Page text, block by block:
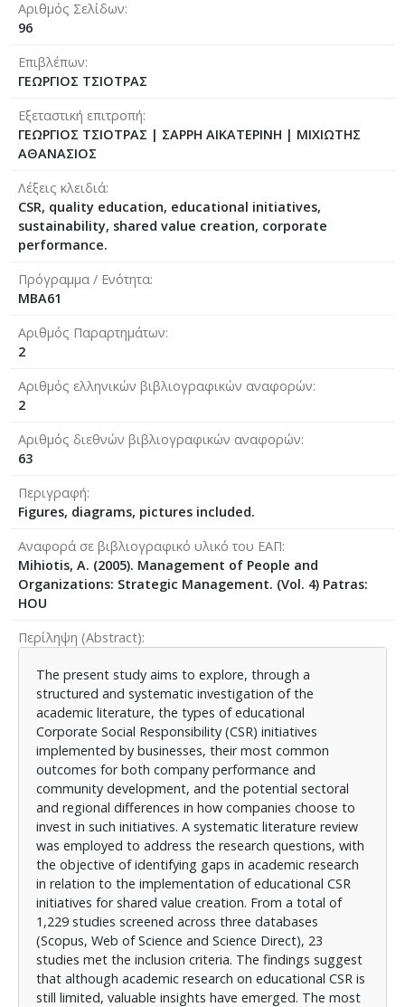
Αριθμός Σελίδων
96
Επιβλέπων
ΓΕΩΡΓΙΟΣ ΤΣΙΟΤΡΑΣ
Εξεταστική επιτροπή
ΓΕΩΡΓΙΟΣ ΤΣΙΟΤΡΑΣ | ΣΑΡΡΗ ΑΙΚΑΤΕΡΙΝΗ | ΜΙΧΙΩΤΗΣ
ΑΘΑΝΑΣΙΟΣ
Λέξεις κλειδιά
CSR, quality education, educational initiatives,
sustainability, shared value creation, corporate
performance.
Πρόγραμμα / Ενότητα
MBA61
Αριθμός Παραρτημάτων
2
Αριθμός ελληνικών βιβλιογραφικών αναφορών
2
Αριθμός διεθνών βιβλιογραφικών αναφορών
63
Περιγραφή
Figures, diagrams, pictures included.
Αναφορά σε βιβλιογραφικό υλικό του ΕΑΠ
Mihiotis, A. (2005). Management of People and
Organizations: Strategic Management. (Vol. 4) Patras:
HOU
Περίληψη (Abstract)
The present study aims to explore, through a
structured and systematic investigation of the
academic literature, the types of educational
Corporate Social Responsibility (CSR) initiatives
implemented by businesses, their most common
outcomes for both company performance and
community development, and the potential sectoral
and regional differences in how companies choose to
invest in such initiatives. A systematic literature review
was employed to address the research questions, with
the objective of identifying gaps in academic research
in relation to the implementation of educational CSR
initiatives for shared value creation. From a total of
1,229 studies screened across three databases
(Scopus, Web of Science and Science Direct), 23
studies met the inclusion criteria. The findings suggest
that although academic research on educational CSR is
still limited, valuable insights have emerged. The most